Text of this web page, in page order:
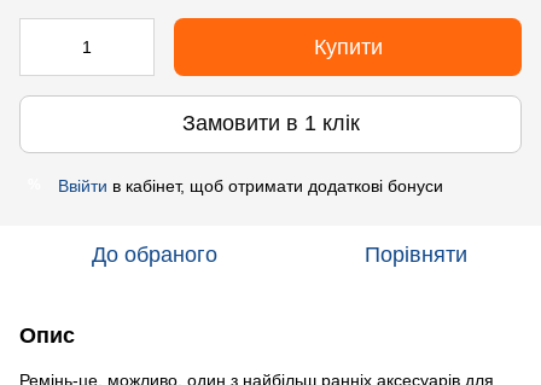
Купити
Замовити в 1 клік
Ввійти в кабінет, щоб отримати додаткові бонуси
До обраного Порівняти
Опис
Ремінь-це, можливо, один з найбільш ранніх аксесуарів для